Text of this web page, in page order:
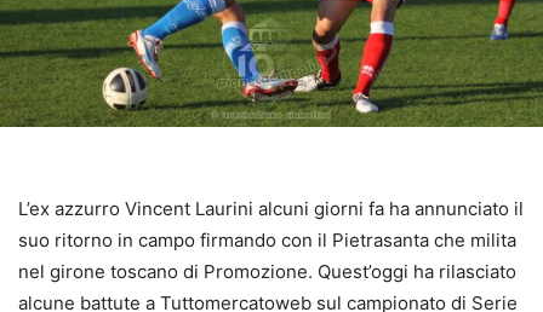
L’ex azzurro Vincent Laurini alcuni giorni fa ha annunciato il
suo ritorno in campo firmando con il Pietrasanta che milita
nel girone toscano di Promozione. Quest’oggi ha rilasciato
alcune battute a Tuttomercatoweb sul campionato di Serie